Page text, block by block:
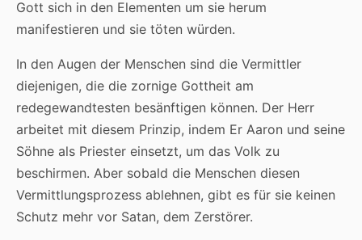
Gott sich in den Elementen um sie herum
manifestieren und sie töten würden.
In den Augen der Menschen sind die Vermittler
diejenigen, die die zornige Gottheit am
redegewandtesten besänftigen können. Der Herr
arbeitet mit diesem Prinzip, indem Er Aaron und seine
Söhne als Priester einsetzt, um das Volk zu
beschirmen. Aber sobald die Menschen diesen
Vermittlungsprozess ablehnen, gibt es für sie keinen
Schutz mehr vor Satan, dem Zerstörer.